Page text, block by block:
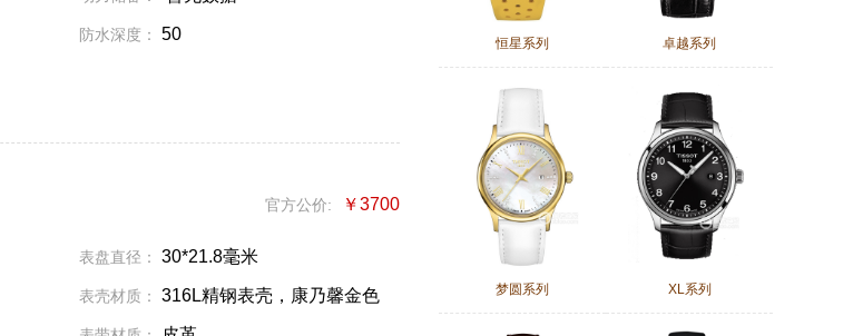
防水深度：
50
表盘直径： 30*21.8毫米
表壳材质：
316L精钢表壳，康乃馨金色
官方公价: ￥3700
恒星系列 卓越系列
梦圆系列 XL系列